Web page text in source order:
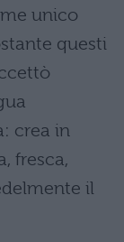
unico
questi
crea in
fresca,
il